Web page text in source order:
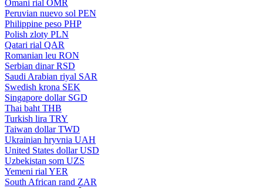
Omani rial OMR
Peruvian nuevo sol PEN
Philippine peso PHP
Polish zloty PLN
Qatari rial QAR
Romanian leu RON
Serbian dinar RSD
Saudi Arabian riyal SAR
Swedish krona SEK
Singapore dollar SGD
Thai baht THB
Turkish lira TRY
Taiwan dollar TWD
Ukrainian hryvnia UAH
United States dollar USD
Uzbekistan som UZS
Yemeni rial YER
South African rand ZAR